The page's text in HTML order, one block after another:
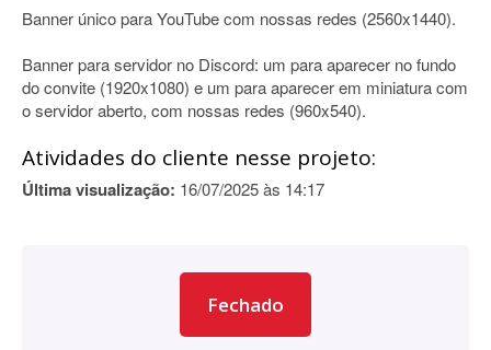
Banner único para YouTube com nossas redes (2560x1440).
Banner para servidor no Discord: um para aparecer no fundo
do convite (1920x1080) e um para aparecer em miniatura com
o servidor aberto, com nossas redes (960x540).
Atividades do cliente nesse projeto:
Última visualização: 16/07/2025 às 14:17
Fechado